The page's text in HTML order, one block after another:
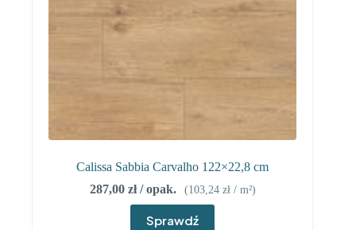
Calissa Sabbia Carvalho 122×22,8 cm
287,00 zł/ opak. (103,24 zł/ m²)
Sprawdź